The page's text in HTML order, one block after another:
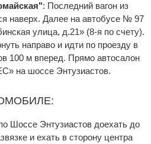
: Последний вагон из
наверх. Далее на автобусе № 97
улица, д.21» (8-я по счету).
направо и идти по проезду в
100 м вперед. Прямо автосалон
на шоссе Энтузиастов.
Шоссе Энтузиастов доехать до
и ехать в сторону центра